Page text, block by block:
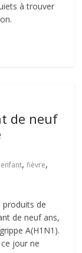
à trouver
de neuf
enfant,fièvre,
produits de
de neuf ans,
A(H1N1).
jour ne